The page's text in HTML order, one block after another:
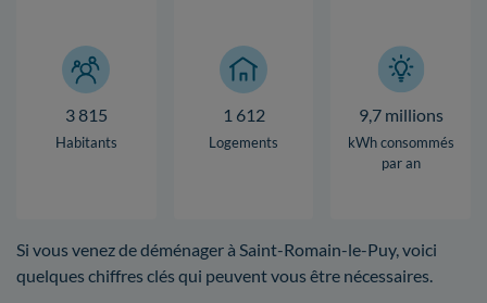
3 815
Habitants
1 612
Logements
9,7 millions
kWh consommés
par an
Si vous venez de déménager à Saint-Romain-le-Puy, voici
quelques chiffres clés qui peuvent vous être nécessaires.